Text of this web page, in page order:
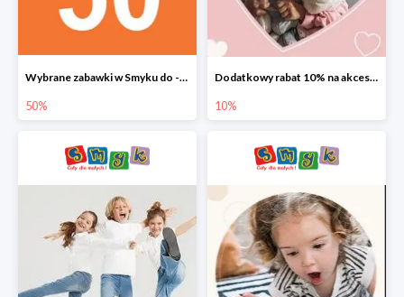
Wybrane zabawki w Smyku do -50%
50%
Dodatkowy rabat 10% na akcesoria dziecięce
10%